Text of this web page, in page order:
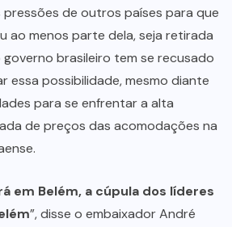
de outros países para que
ao menos parte dela, seja retirada
governo brasileiro tem se recusado
essa possibilidade, mesmo diante
para se enfrentar a alta
de preços das acomodações na
em Belém, a cúpula dos líderes
”, disse o embaixador André